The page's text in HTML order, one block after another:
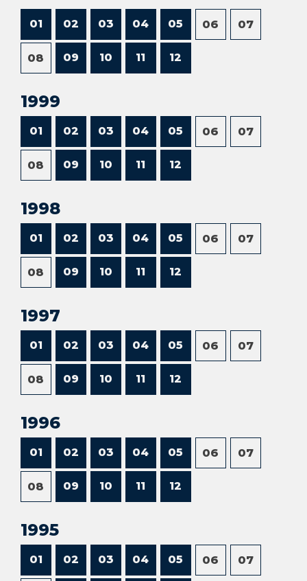
01 02 03 04 05 06 07
08 09 10 11 12
1999
01 02 03 04 05 06 07
08 09 10 11 12
1998
01 02 03 04 05 06 07
08 09 10 11 12
1997
01 02 03 04 05 06 07
08 09 10 11 12
1996
01 02 03 04 05 06 07
08 09 10 11 12
1995
01 02 03 04 05 06 07